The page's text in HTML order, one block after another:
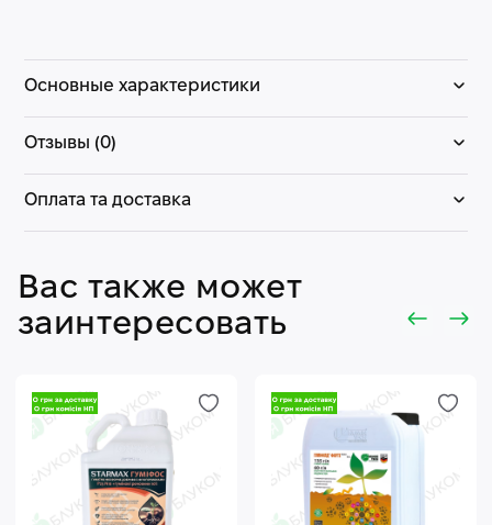
Основные характеристики
Отзывы (0)
Оплата та доставка
Вас также может
заинтересовать